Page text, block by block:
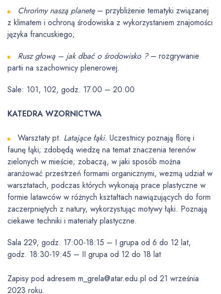
Chrońmy naszą planetę – przybliżenie tematyki związanej
z klimatem i ochroną środowiska z wykorzystaniem znajomości
języka francuskiego;
Rusz głową – jak dbać o środowisko ? – rozgrywanie
partii na szachownicy plenerowej.
Sale: 101, 102, godz. 17.00 – 20.00
KATEDRA WZORNICTWA
Warsztaty pt. Latające łąki. Uczestnicy poznają florę i
faunę łąki; zdobędą wiedzę na temat znaczenia terenów
zielonych w mieście; zobaczą, w jaki sposób można
aranżować przestrzeń formami organicznymi, wezmą udział w
warsztatach, podczas których wykonają prace plastyczne w
formie latawców w różnych kształtach nawiązujących do form
zaczerpniętych z natury, wykorzystując motywy łąki. Poznają
ciekawe techniki i materiały plastyczne.
Sala 229, godz. 17:00-18:15 – I grupa od 6 do 12 lat,
godz. 18:30-19:45 – II grupa od 12 do 18 lat
Zapisy pod adresem m_grela@atar.edu.pl od 21 września
2023 roku.